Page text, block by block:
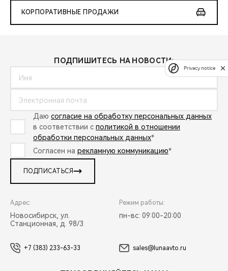
КОРПОРАТИВНЫЕ ПРОДАЖИ
ПОДПИШИТЕСЬ НА НОВОСТИ:
Даю согласие на обработку персональных данных
в соответствии с политикой в отношении
обработки персональных данных*
Согласен на рекламную коммуникацию*
ПОДПИСАТЬСЯ
Адрес:
Новосибирск, ул.
Станционная, д. 98/3
Режим работы:
пн-вс: 09:00-20:00
+7 (383) 233-63-33 sales@lunaavto.ru
Privacy notice